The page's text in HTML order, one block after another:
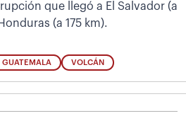
que llegó a El Salvador (a
(a 175 km).
GUATEMALA VOLCÁN